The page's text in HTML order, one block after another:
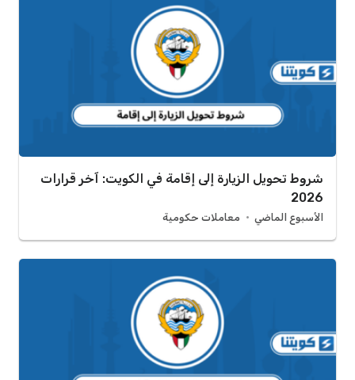
شروط تحويل الزيارة إلى إقامة في الكويت: آخر قرارات
2026
الأسبوع الماضي معاملات حكومية